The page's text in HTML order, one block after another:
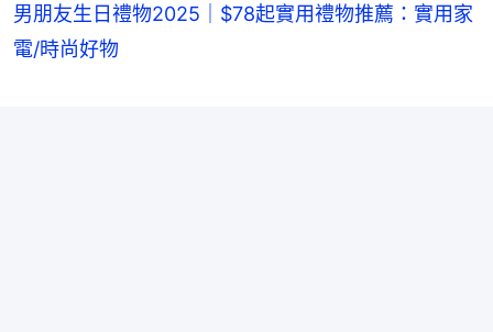
男朋友生日禮物2025｜$78起實用禮物推薦：實用家
電/時尚好物